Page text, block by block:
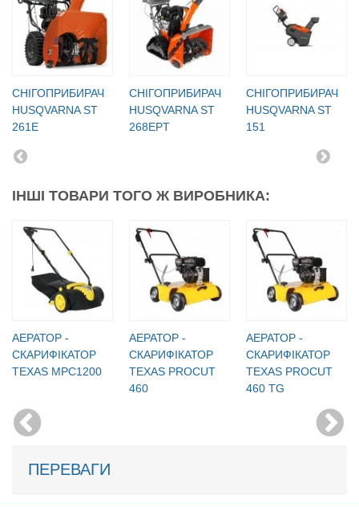
СНІГОПРИБИРАЧ
HUSQVARNA ST
261E
СНІГОПРИБИРАЧ
HUSQVARNA ST
268EPT
СНІГОПРИБИРАЧ
HUSQVARNA ST
151
ІНШІ ТОВАРИ ТОГО Ж ВИРОБНИКА:
АЕРАТОР -
СКАРИФІКАТОР
TEXAS MPC1200
АЕРАТОР -
СКАРИФІКАТОР
TEXAS PROCUT
460
АЕРАТОР -
СКАРИФІКАТОР
TEXAS PROCUT
460 TG
ПЕРЕВАГИ